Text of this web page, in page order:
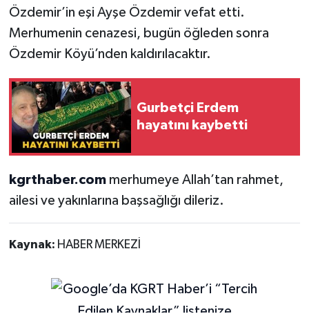
Özdemir’in eşi Ayşe Özdemir vefat etti.
Merhumenin cenazesi, bugün öğleden sonra
Özdemir Köyü’nden kaldırılacaktır.
Gurbetçi Erdem
hayatını kaybetti
kgrthaber.commerhumeye Allah’tan rahmet,
ailesi ve yakınlarına başsağlığı dileriz.
Kaynak: HABER MERKEZİ